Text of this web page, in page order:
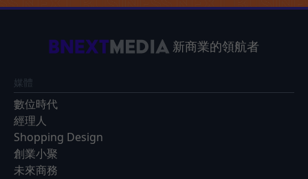
新商業的領航者
媒體
數位時代
經理人
Shopping Design
創業小聚
未來商務